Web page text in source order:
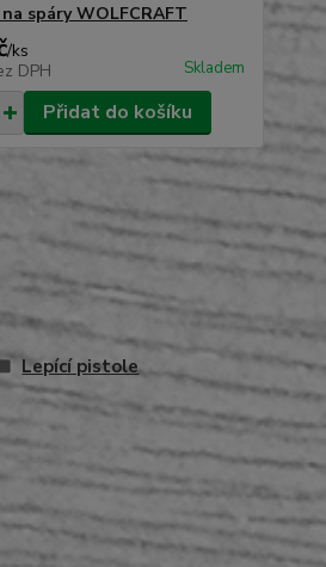
spáry WOLFCRAFT
/ks
DPH Skladem
Přidat do košíku
Lepící pistole